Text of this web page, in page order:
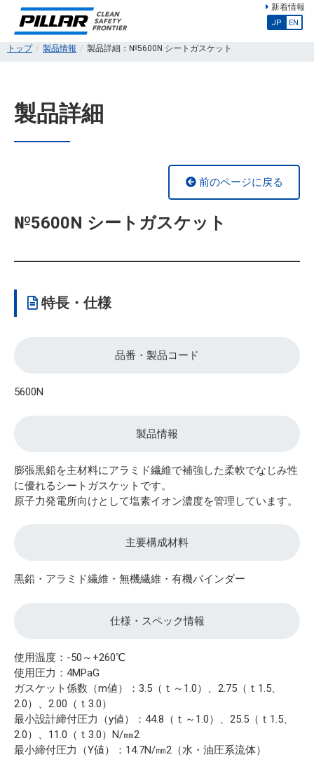
新着情報
JP EN
トップ 製品情報 製品詳細：№5600N シートガスケット
製品詳細
前のページに戻る
№5600N シートガスケット
特長・仕様
品番・製品コード
5600N
製品情報
膨張黒鉛を主材料にアラミド繊維で補強した柔軟でなじみ性
に優れるシートガスケットです。
原子力発電所向けとして塩素イオン濃度を管理しています。
主要構成材料
黒鉛・アラミド繊維・無機繊維・有機バインダー
仕様・スペック情報
使用温度：-50～+260℃
使用圧力：4MPaG
ガスケット係数（m値）：3.5（ｔ～1.0）、2.75（ｔ1.5、
2.0）、2.00（ｔ3.0）
最小設計締付圧力（y値）：44.8（ｔ～1.0）、25.5（ｔ1.5、
2.0）、11.0（ｔ3.0）N/㎜2
最小締付圧力（Y値）：14.7N/㎜2（水・油圧系流体）